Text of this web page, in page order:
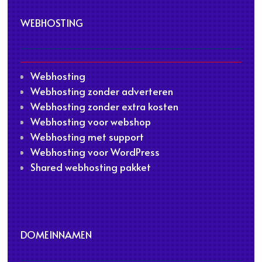
WEBHOSTING
Webhosting
Webhosting zonder adverteren
Webhosting zonder extra kosten
Webhosting voor webshop
Webhosting met support
Webhosting voor WordPress
Shared webhosting pakket
DOMEINNAMEN